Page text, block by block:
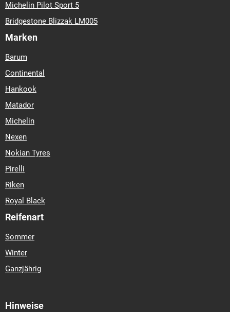
Michelin Pilot Sport 5
Bridgestone Blizzak LM005
Marken
Barum
Continental
Hankook
Matador
Michelin
Nexen
Nokian Tyres
Pirelli
Riken
Royal Black
Reifenart
Sommer
Winter
Ganzjährig
Hinweise